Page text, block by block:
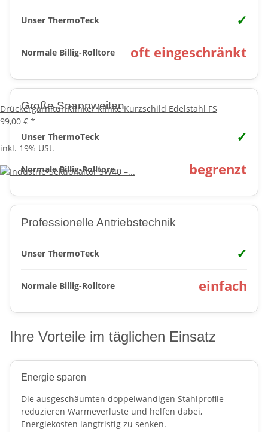
Unser ThermoTeck ✓
Normale Billig-Rolltore oft eingeschränkt
Große Spannweiten
Unser ThermoTeck ✓
Normale Billig-Rolltore begrenzt
Professionelle Antriebstechnik
Unser ThermoTeck ✓
Normale Billig-Rolltore einfach
Ihre Vorteile im täglichen Einsatz
Energie sparen
Die ausgeschäumten doppelwandigen Stahlprofile
reduzieren Wärmeverluste und helfen dabei,
Energiekosten langfristig zu senken.
Drückergarnitur Klinke/ Klinke Kurzschild Edelstahl FS
99,00 € *
inkl. 19% USt.